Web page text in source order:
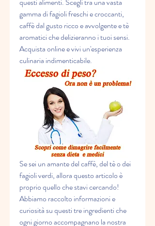
gamma di fagioli freschi e croccanti,
caffè dal gusto ricco e avvolgente e tè
aromatici che delizieranno i tuoi sensi.
Acquista online e vivi un'esperienza
culinaria indimenticabile.
Se sei un amante del caffè, del tè o dei
fagioli verdi, allora questo articolo è
proprio quello che stavi cercando!
Abbiamo raccolto informazioni e
curiosità su questi tre ingredienti che
ogni giorno accompagnano la nostra